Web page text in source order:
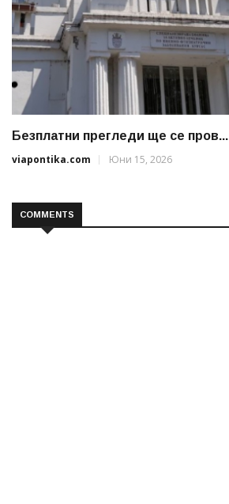
Безплатни прегледи ще се пров...
viapontika.com
Юни 15, 2026
COMMENTS